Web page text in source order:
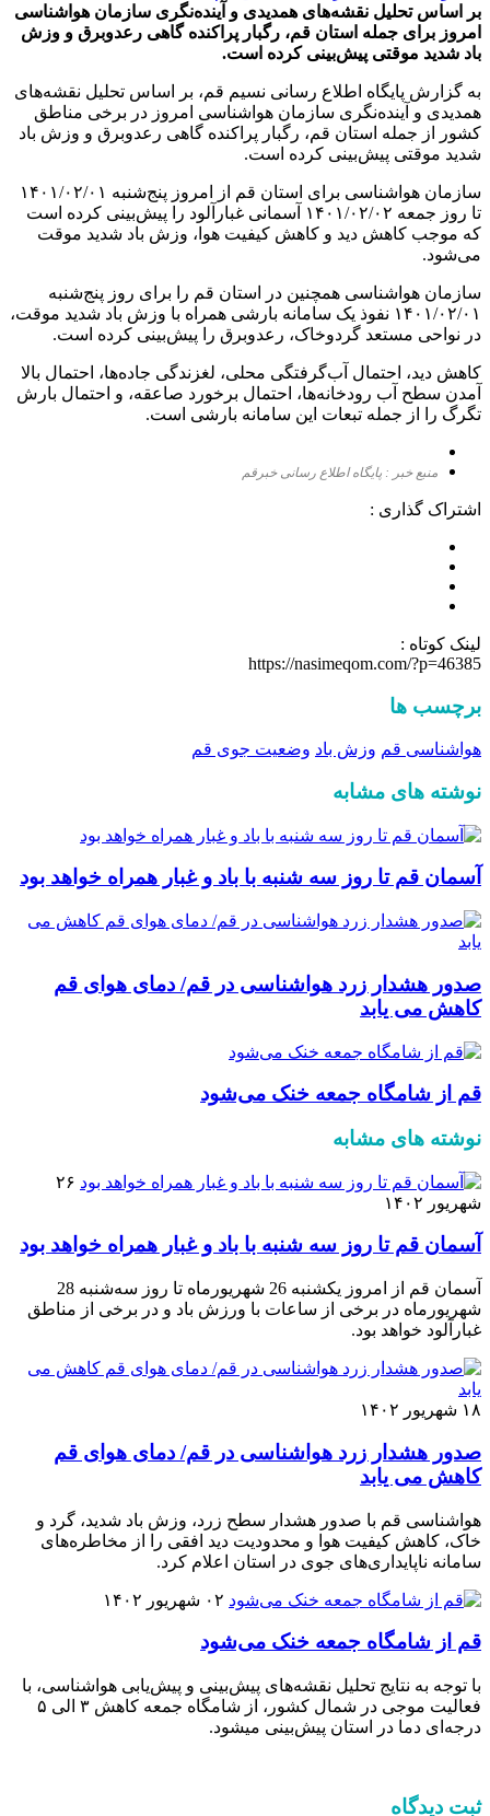
بر اساس تحلیل نقشه‌های همدیدی و آینده‌نگری سازمان هواشناسی
امروز برای جمله استان قم، رگبار پراکنده گاهی رعدوبرق و وزش
باد شدید موقتی پیش‌بینی کرده است.
به گزارش پایگاه اطلاع رسانی نسیم قم، بر اساس تحلیل نقشه‌های
همدیدی و آینده‌نگری سازمان هواشناسی امروز در برخی مناطق
کشور از جمله استان قم، رگبار پراکنده گاهی رعدوبرق و وزش باد
شدید موقتی پیش‌بینی کرده است.
سازمان هواشناسی برای استان قم از امروز پنج‌شنبه ۱۴۰۱/۰۲/۰۱
تا روز جمعه ۱۴۰۱/۰۲/۰۲ آسمانی غبارآلود را پیش‌بینی کرده است
که موجب کاهش دید و کاهش کیفیت هوا، وزش باد شدید موقت
می‌شود.
سازمان هواشناسی همچنین در استان قم را برای روز پنج‌شنبه
۱۴۰۱/۰۲/۰۱ نفوذ یک سامانه بارشی همراه با وزش باد شدید موقت،
در نواحی مستعد گردوخاک، رعدوبرق را پیش‌بینی کرده است.
کاهش دید، احتمال آب‌گرفتگی محلی، لغزندگی جاده‌ها، احتمال بالا
آمدن سطح آب رودخانه‌ها، احتمال برخورد صاعقه، و احتمال بارش
تگرگ را از جمله تبعات این سامانه بارشی است.
منبع خبر : پایگاه اطلاع رسانی خبرقم
اشتراک گذاری :
لینک کوتاه :
https://nasimeqom.com/?p=46385
برچسب ها
هواشناسی قم وزش باد وضعیت جوی قم
نوشته های مشابه
آسمان قم تا روز سه شنبه با باد و غبار همراه خواهد بود
صدور هشدار زرد هواشناسی در قم/ دمای هوای قم
کاهش می یابد
قم از شامگاه جمعه خنک می‌شود
نوشته های مشابه
۲۶
شهریور ۱۴۰۲
آسمان قم تا روز سه شنبه با باد و غبار همراه خواهد بود
آسمان قم از امروز یکشنبه 26 شهریورماه تا روز سه‌شنبه 28
شهریورماه در برخی از ساعات با ورزش باد و در برخی از مناطق
غبارآلود خواهد بود.
۱۸ شهریور ۱۴۰۲
صدور هشدار زرد هواشناسی در قم/ دمای هوای قم
کاهش می یابد
هواشناسی قم با صدور هشدار سطح زرد، وزش باد شدید، گرد و
خاک، کاهش کیفیت هوا و محدودیت دید افقی را از مخاطره‌های
سامانه ناپایداری‌های جوی در استان اعلام کرد.
۰۲ شهریور ۱۴۰۲
قم از شامگاه جمعه خنک می‌شود
با توجه به نتایج تحلیل نقشه‌های پیش‌بینی و پیش‌یابی هواشناسی، با
فعالیت موجی در شمال کشور، از شامگاه جمعه کاهش ۳ الی ۵
درجه‌ای دما در استان پیش‌بینی میشود.
ثبت دیدگاه